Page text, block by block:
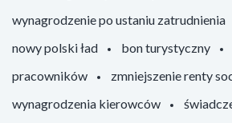
wynagrodzenie po ustaniu zatrudnienia
nowy polski ład
bon turystyczny
pracowników
zmniejszenie renty
wynagrodzenia kierowców